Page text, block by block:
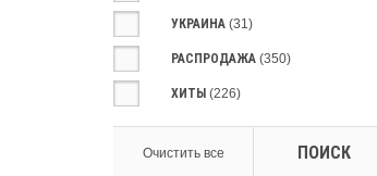
УКРАИНА(31)
РАСПРОДАЖА(350)
ХИТЫ(226)
Очистить все ПОИСК